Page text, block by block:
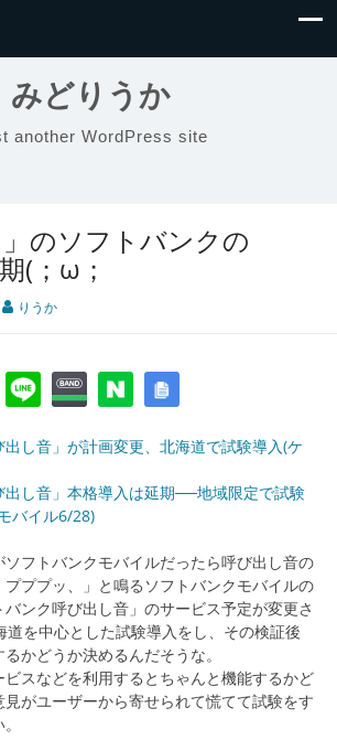
みどりうか
another WordPress site
」のソフトバンクの
(；ω；
りうか
出し音」が計画変更、北海道で試験導入(ケ
出し音」本格導入は延期──地域限定で試験
バイル6/28)
フトバンクモバイルだったら呼び出し音の
ププッ、」と鳴るソフトバンクモバイルの
ンク呼び出し音」のサービス予定が変更さ
道を中心とした試験導入をし、その検証後
かどうか決めるんだそうな。
スなどを利用するとちゃんと機能するかど
見がユーザーから寄せられて慌てて試験をす